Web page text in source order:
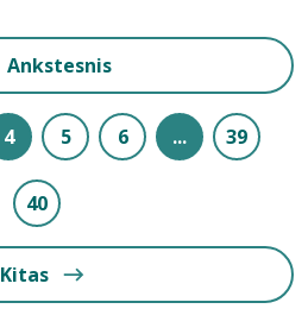
Ankstesnis
4 5 6 ... 39
40
Kitas